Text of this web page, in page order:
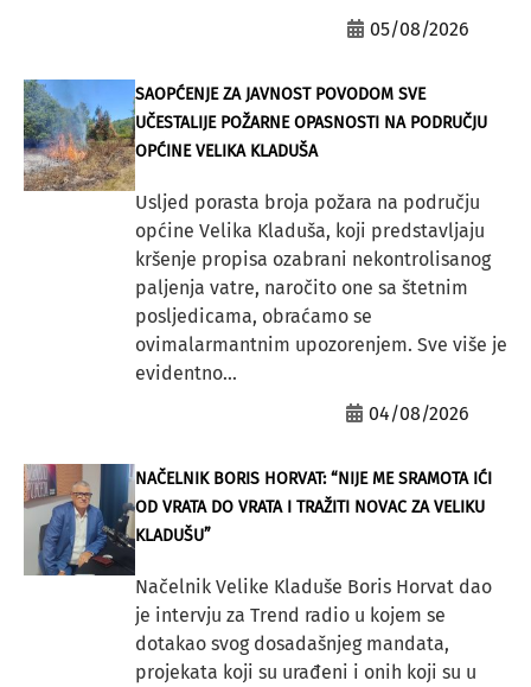
05/08/2026
SAOPĆENJE ZA JAVNOST POVODOM SVE
UČESTALIJE POŽARNE OPASNOSTI NA PODRUČJU
OPĆINE VELIKA KLADUŠA
Usljed porasta broja požara na području
općine Velika Kladuša, koji predstavljaju
kršenje propisa ozabrani nekontrolisanog
paljenja vatre, naročito one sa štetnim
posljedicama, obraćamo se
ovimalarmantnim upozorenjem. Sve više je
evidentno...
04/08/2026
NAČELNIK BORIS HORVAT: “NIJE ME SRAMOTA IĆI
OD VRATA DO VRATA I TRAŽITI NOVAC ZA VELIKU
KLADUŠU”
Načelnik Velike Kladuše Boris Horvat dao
je intervju za Trend radio u kojem se
dotakao svog dosadašnjeg mandata,
projekata koji su urađeni i onih koji su u